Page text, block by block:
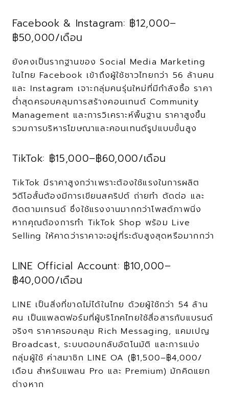
Facebook & Instagram: ฿12,000–
฿50,000/เดือน
ยังคงเป็นรากฐานของ Social Media Marketing
ในไทย Facebook เข้าถึงผู้ใช้ชาวไทยกว่า 56 ล้านคน
และ Instagram เจาะกลุ่มคนรุ่นใหม่ที่มีกำลังซื้อ ราคา
ต่ำสุดครอบคลุมการสร้างคอนเทนต์ Community
Management และการวิเคราะห์พื้นฐาน ราคาสูงขึ้น
รวมการบริหารโฆษณาและคอนเทนต์รูปแบบขั้นสูง
TikTok: ฿15,000–฿60,000/เดือน
TikTok มีราคาสูงกว่าเพราะต้องใช้แรงในการผลิต
วิดีโอสั้นต้องมีการเขียนสคริปต์ ถ่ายทำ ตัดต่อ และ
ติดตามเทรนด์ ซึ่งใช้แรงงานมากกว่าโพสต์ภาพนิ่ง
หากคุณต้องการทำ TikTok Shop พร้อม Live
Selling ให้คาดว่าราคาจะอยู่ที่ระดับสูงสุดหรือมากกว่า
LINE Official Account: ฿10,000–
฿40,000/เดือน
LINE เป็นสิ่งที่ขาดไม่ได้ในไทย ด้วยผู้ใช้กว่า 54 ล้าน
คน เป็นแพลตฟอร์มที่ผู้บริโภคไทยใช้สื่อสารกับแบรนด์
จริงๆ ราคาครอบคลุม Rich Messaging, แคมเปญ
Broadcast, ระบบตอบกลับอัตโนมัติ และการแบ่ง
กลุ่มผู้ใช้ ค่าสมาชิก LINE OA (฿1,500–฿4,000/
เดือน สำหรับแพลน Pro และ Premium) มักคิดแยก
ต่างหาก